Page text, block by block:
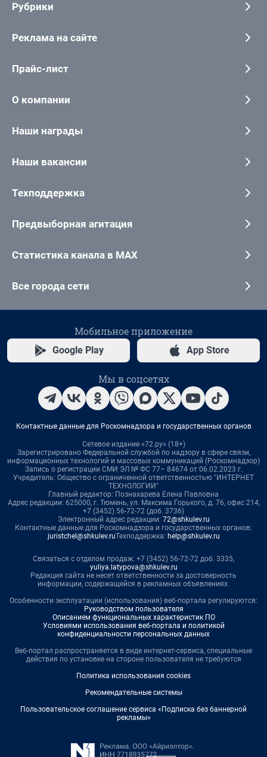
Рубрики
Реклама на сайте
Прайс-лист
О компании
Наши награды
Наши вакансии
Техподдержка
Предвыборная агитация
Статистика канала в MAX
Все города сети
Мобильное приложение
Google Play App Store
Мы в соцсетях
Контактные данные для Роскомнадзора и государственных органов
Сетевое издание «72.ру» (18+)
Зарегистрировано Федеральной службой по надзору в сфере связи,
информационных технологий и массовых коммуникаций (Роскомнадзор)
Запись о регистрации СМИ ЭЛ № ФС 77– 84674 от 06.02.2023 г.
Учредитель: Общество с ограниченной ответственностью "ИНТЕРНЕТ
ТЕХНОЛОГИИ"
Главный редактор: Познахарева Елена Павловна
Адрес редакции: 625000, г. Тюмень, ул. Максима Горького, д. 76, офис 214,
+7 (3452) 56-72-72 (доб. 3736)
Электронный адрес редакции: 72@shkulev.ru
Контактные данные для Роскомнадзора и государственных органов:
juristchel@shkulev.ruТехподдержка: help@shkulev.ru
Связаться с отделом продаж: +7 (3452) 56-72-72 доб. 3335,
yuliya.latypova@shkulev.ru
Редакция сайта не несет ответственности за достоверность
информации, содержащейся в рекламных объявлениях.
Особенности эксплуатации (использования) веб-портала регулируются:
Руководством пользователя
Описанием функциональных характеристик ПО
Условиями использования веб-портала и политикой
конфиденциальности персональных данных
Веб-портал распространяется в виде интернет-сервиса, специальные
действия по установке на стороне пользователя не требуются
Политика использования cookies
Рекомендательные системы
Пользовательское соглашение сервиса «Подписка без баннерной
рекламы»